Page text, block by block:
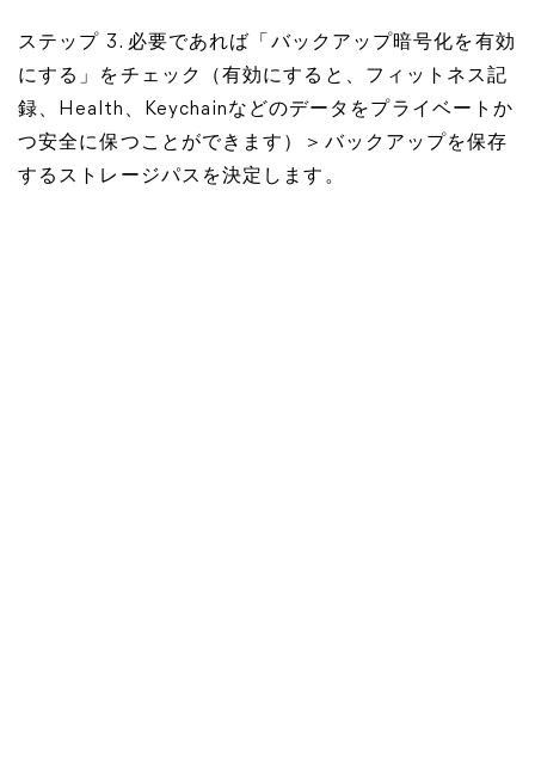
ステップ 3. 必要であれば「バックアップ暗号化を有効
にする」をチェック（有効にすると、フィットネス記
録、Health、Keychainなどのデータをプライベートか
つ安全に保つことができます）＞バックアップを保存
するストレージパスを決定します。